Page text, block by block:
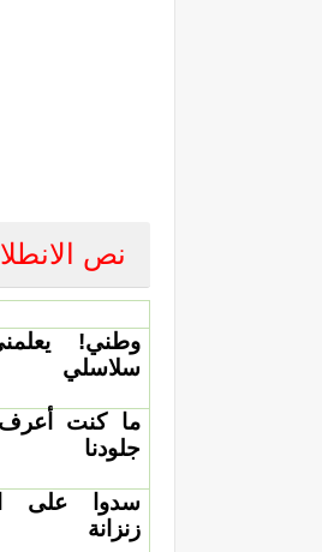
نص
وطني!
سلاسلي
ما كنت
جلودنا
سدوا على
زنزانة